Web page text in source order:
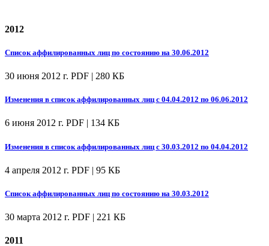
2012
Список аффилированных лиц по состоянию на 30.06.2012
30 июня 2012 г. PDF | 280 КБ
Изменения в список аффилированных лиц с 04.04.2012 по 06.06.2012
6 июня 2012 г. PDF | 134 КБ
Изменения в список аффилированных лиц с 30.03.2012 по 04.04.2012
4 апреля 2012 г. PDF | 95 КБ
Список аффилированных лиц по состоянию на 30.03.2012
30 марта 2012 г. PDF | 221 КБ
2011